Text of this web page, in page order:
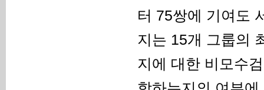
터 75쌍에 기여도
지는 15개 그룹의
지에 대한 비모수